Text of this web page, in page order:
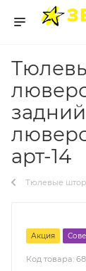
арт-14
Тюлевые
Акция
Код товара: